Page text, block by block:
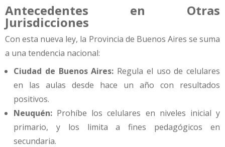
Antecedentes en Otras
Jurisdicciones
Con esta nueva ley, la Provincia de Buenos Aires se suma
a una tendencia nacional:
Ciudad de Buenos Aires: Regula el uso de celulares
en las aulas desde hace un año con resultados
positivos.
Neuquén: Prohíbe los celulares en niveles inicial y
primario, y los limita a fines pedagógicos en
secundaria.